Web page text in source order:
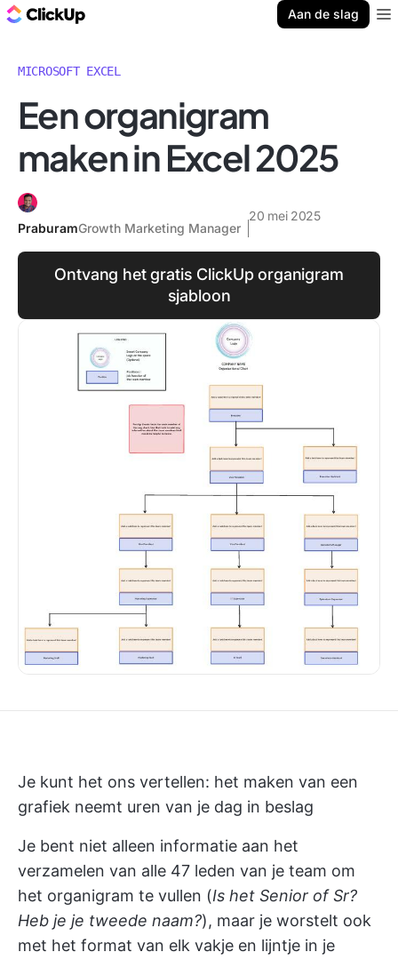
Aan de slag
MICROSOFT EXCEL
Een organigram
maken in Excel 2025
PraburamGrowth Marketing Manager
20 mei 2025
Ontvang het gratis ClickUp organigram
sjabloon
Je kunt het ons vertellen: het maken van een
grafiek neemt uren van je dag in beslag
Je bent niet alleen informatie aan het
verzamelen van alle 47 leden van je team om
het organigram te vullen (Is het Senior of Sr?
Heb je je tweede naam?), maar je worstelt ook
met het format van elk vakje en lijntje in je